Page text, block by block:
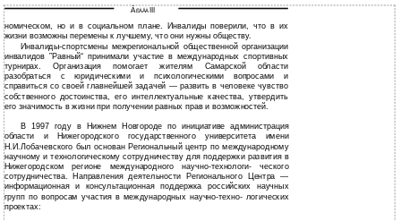
ÃËÀÂÀ
номическом, но и в социальном плане. Инвалиды поверили, что в их
жизни возможны перемены к лучшему, что они нужны обществу.
Инвалиды-спортсмены межрегиональной общественной организации
инвалидов ”Равный“ принимали участие в международных спортивных
турнирах. Организация помогает жителям Самарской области
разобраться с юридическими и психологическими вопросами и
справиться со своей главнейшей задачей — развить в человеке чувство
собственного достоинства, его интеллектуальные качества, утвердить
его значимость в жизни при получении равных прав и возможностей.
В 1997 году в Нижнем Новгороде по инициативе администрация
области и Нижегородского государственного университета имени
Н.И.Лобачевского был основан Региональный центр по международному
научному и технологическому сотрудничеству для поддержки развития в
Нижегородском регионе международного научно-технологи- ческого
сотрудничества. Направления деятельности Регионального Центра —
информационная и консультационная поддержка российских научных
групп по вопросам участия в международных научно-техно- логических
проектах: